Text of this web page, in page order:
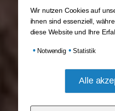
Wir nutzen Cookies auf
ihnen sind essenziell,
diese Website und Ihre
• Notwendig • Statistik